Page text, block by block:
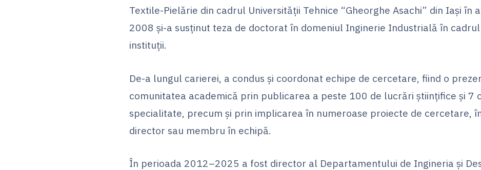
Textile-Pielărie din cadrul Universității Tehnice “Gheorghe Asachi” din Iași în
2008 și-a susținut teza de doctorat în domeniul Inginerie Industrială în
instituții.
De-a lungul carierei, a condus și coordonat echipe de cercetare, fiind o
comunitatea academică prin publicarea a peste 100 de lucrări științifice și 7
specialitate, precum și prin implicarea în numeroase proiecte de cercetare,
director sau membru în echipă.
În perioada 2012–2025 a fost director al Departamentului de Ingineria și